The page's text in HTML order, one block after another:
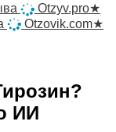
Otzyv.pro★
Otzovik.com★
?
ИИ